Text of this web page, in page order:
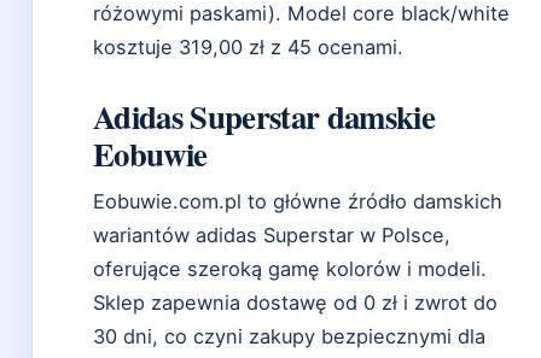
różowymi paskami). Model core black/white
kosztuje 319,00 zł z 45 ocenami.
Adidas Superstar damskie
Eobuwie
Eobuwie.com.pl to główne źródło damskich
wariantów adidas Superstar w Polsce,
oferujące szeroką gamę kolorów i modeli.
Sklep zapewnia dostawę od 0 zł i zwrot do
30 dni, co czyni zakupy bezpiecznymi dla